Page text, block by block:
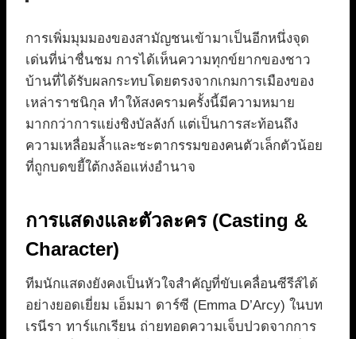
การเพิ่มมุมมองของสามัญชนเข้ามาเป็นอีกหนึ่งจุด
เด่นที่น่าชื่นชม การได้เห็นความทุกข์ยากของชาว
บ้านที่ได้รับผลกระทบโดยตรงจากเกมการเมืองของ
เหล่าราชนิกุล ทำให้สงครามครั้งนี้มีความหมาย
มากกว่าการแย่งชิงบัลลังก์ แต่เป็นการสะท้อนถึง
ความเหลื่อมล้ำและชะตากรรมของคนตัวเล็กตัวน้อย
ที่ถูกบดขยี้ใต้กงล้อแห่งอำนาจ
การแสดงและตัวละคร (Casting &
Character)
ทีมนักแสดงยังคงเป็นหัวใจสำคัญที่ขับเคลื่อนซีรีส์ได้
อย่างยอดเยี่ยม เอ็มมา ดาร์ซี (Emma D’Arcy) ในบท
เรนีรา ทาร์แกเรียน ถ่ายทอดความเจ็บปวดจากการ